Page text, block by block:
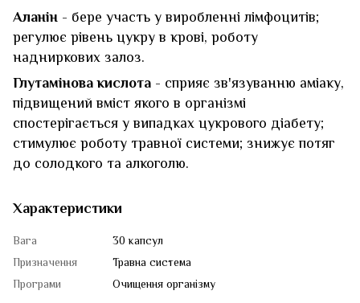
Аланін - бере участь у виробленні лімфоцитів;
регулює рівень цукру в крові, роботу
надниркових залоз.
Глутамінова кислота - сприяє зв'язуванню аміаку,
підвищений вміст якого в організмі
спостерігається у випадках цукрового діабету;
стимулює роботу травної системи; знижує потяг
до солодкого та алкоголю.
Характеристики
Вага
30 капсул
Призначення
Травна система
Програми
Очищення організму